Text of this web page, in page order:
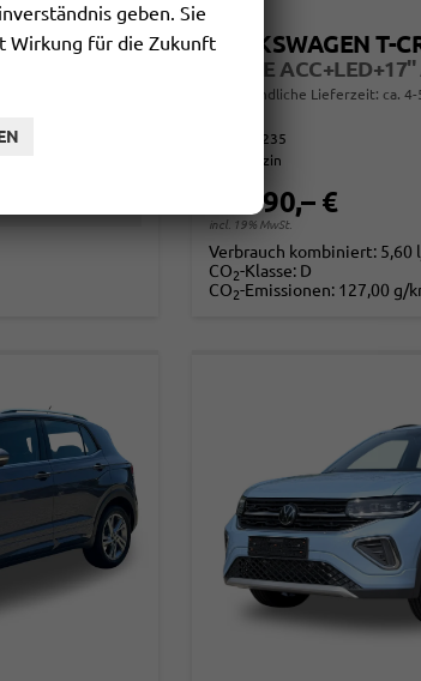
Gang
VOLKSWAGEN T-
unverbindliche Lieferzeit: ca.
844235
Benzin
23.690,– €
incl. 19% MwSt.
Verbrauch kombiniert: 5,60
CO2-Klasse: D
CO2-Emissionen: 127,00 g/
geben. Sie
Wirkung für die Zukunft